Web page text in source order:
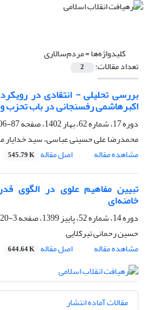
کلیدواژه‌ها =مردم‌سالاری
تعداد مقالات: 2
بررسی تحلیلی - انتقادی در
اکبرهاشمی رفسنجانی در باب تحزب
دوره 17، شماره 62، بهار 1402، صفحه
87-106
محمدرضا علی حسینی عباسی، سید خدایار
مشاهده مقاله
اصل مقاله 545.79 K
تبیین مفاهیم علوی در الگوی
خامنه‌ای
دوره 14، شماره 52، پاییز 1399، صفحه
3-20
حسین رحمانی تیرکلایی
مشاهده مقاله
اصل مقاله 644.64 K
مقالات آماده انتشار